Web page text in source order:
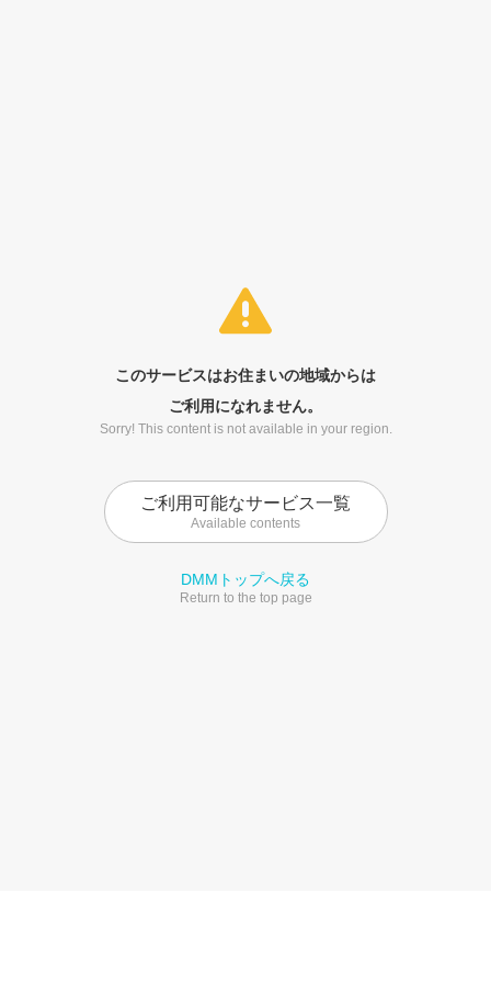
このサービスはお住まいの地域からは
ご利用になれません。
Sorry! This content is not available in your region.
ご利用可能なサービス一覧
Available contents
DMMトップへ戻る
Return to the top page